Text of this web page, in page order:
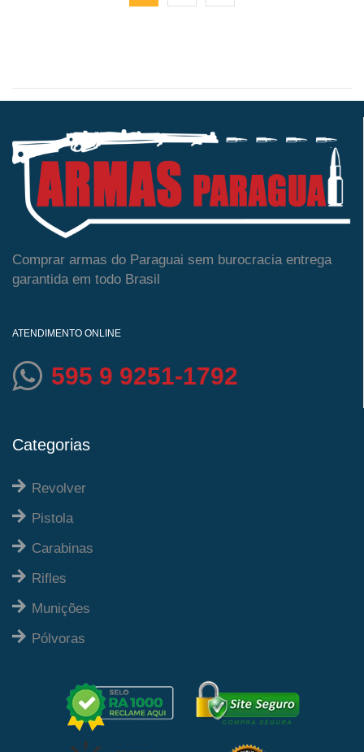
Comprar armas do Paraguai sem burocracia entrega
garantida em todo Brasil
ATENDIMENTO ONLINE
595 9 9251-1792
Categorias
Revolver
Pistola
Carabinas
Rifles
Munições
Pólvoras